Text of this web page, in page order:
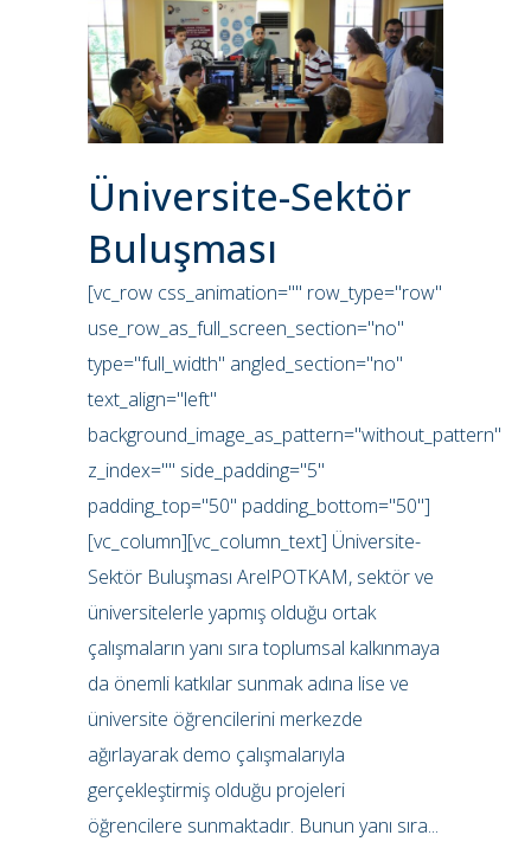
Üniversite-Sektör
Buluşması
[vc_row css_animation="" row_type="row"
use_row_as_full_screen_section="no"
type="full_width" angled_section="no"
text_align="left"
background_image_as_pattern="without_pattern"
z_index="" side_padding="5"
padding_top="50" padding_bottom="50"]
[vc_column][vc_column_text] Üniversite-
Sektör Buluşması ArelPOTKAM, sektör ve
üniversitelerle yapmış olduğu ortak
çalışmaların yanı sıra toplumsal kalkınmaya
da önemli katkılar sunmak adına lise ve
üniversite öğrencilerini merkezde
ağırlayarak demo çalışmalarıyla
gerçekleştirmiş olduğu projeleri
öğrencilere sunmaktadır. Bunun yanı sıra...